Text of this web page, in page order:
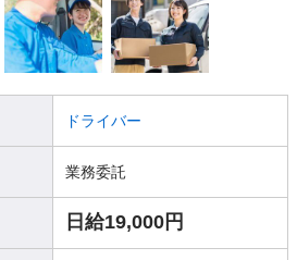
ドライバー
業務委託
日給19,000円